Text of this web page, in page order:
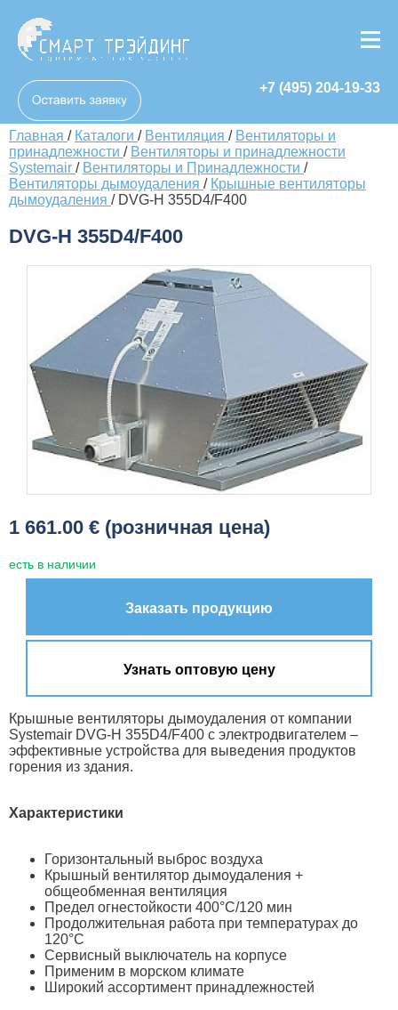
+7 (495) 204-19-33
Главная / Каталоги / Вентиляция / Вентиляторы и
принадлежности / Вентиляторы и принадлежности
Systemair / Вентиляторы и Принадлежности /
Вентиляторы дымоудаления / Крышные вентиляторы
дымоудаления / DVG-H 355D4/F400
DVG-H 355D4/F400
1 661.00 € (розничная цена)
есть в наличии
Заказать продукцию
Узнать оптовую цену
Крышные вентиляторы дымоудаления от компании
Systemair DVG-H 355D4/F400 с электродвигателем –
эффективные устройства для выведения продуктов
горения из здания.
Характеристики
Горизонтальный выброс воздуха
Крышный вентилятор дымоудаления +
общеобменная вентиляция
Предел огнестойкости 400°C/120 мин
Продолжительная работа при температурах до
120°C
Сервисный выключатель на корпусе
Применим в морском климате
Широкий ассортимент принадлежностей